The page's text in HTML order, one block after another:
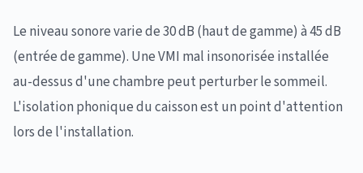
Le niveau sonore varie de 30 dB (haut de gamme) à 45 dB
(entrée de gamme). Une VMI mal insonorisée installée
au-dessus d'une chambre peut perturber le sommeil.
L'isolation phonique du caisson est un point d'attention
lors de l'installation.